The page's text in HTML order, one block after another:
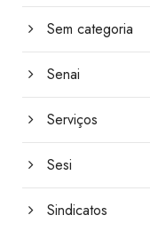
Sem categoria
Senai
Serviços
Sesi
Sindicatos